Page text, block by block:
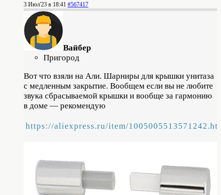
3 Июл'23 в 18:41 #567417
Вайбер
Пригород
Вот что взяли на Али. Шарниры для крышки унитаза
с медленным закрытие. Вообщем если вы не любите
звука сбрасываемой крышки и вообще за гармонию
в доме — рекомендую
https://aliexpress.ru/item/